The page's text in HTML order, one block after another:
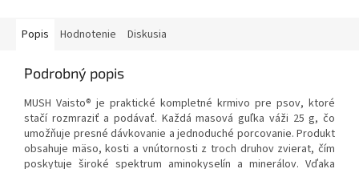
Popis Hodnotenie Diskusia
Podrobný popis
MUSH Vaisto® je praktické kompletné krmivo pre psov, ktoré
stačí rozmraziť a podávať. Každá masová guľka váži 25 g, čo
umožňuje presné dávkovanie a jednoduché porcovanie. Produkt
obsahuje mäso, kosti a vnútornosti z troch druhov zvierat, čím
poskytuje široké spektrum aminokyselín a minerálov. Vďaka